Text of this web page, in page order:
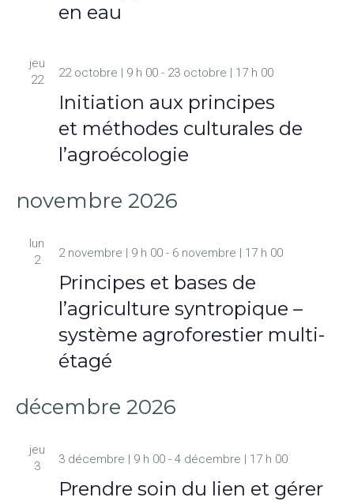
en eau
jeu
22
22 octobre | 9 h 00- 23 octobre | 17 h 00
Initiation aux principes
et méthodes culturales de
l’agroécologie
novembre 2026
lun
2
2 novembre | 9 h 00- 6 novembre | 17 h 00
Principes et bases de
l’agriculture syntropique –
système agroforestier multi-
étagé
décembre 2026
jeu
3
3 décembre | 9 h 00- 4 décembre | 17 h 00
Prendre soin du lien et gérer